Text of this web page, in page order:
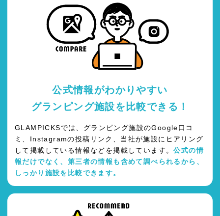
公式情報がわかりやすい
グランピング施設を比較できる！
GLAMPICKSでは、グランピング施設のGoogle口コ
ミ、Instagramの投稿リンク、当社が施設にヒアリング
して掲載している情報などを掲載しています。公式の情
報だけでなく、第三者の情報も含めて調べられるから、
しっかり施設を比較できます。